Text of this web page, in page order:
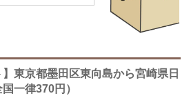
】東京都墨田区東向島から宮崎県日
一律370円）